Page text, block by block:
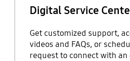
Digital Service
Get customized support,
videos and FAQs, or
request to connect with an